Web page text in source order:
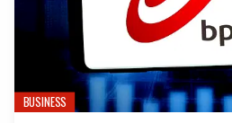
BUSINESS